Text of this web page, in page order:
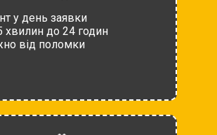
у день заявки
хвилин до 24 годин
від поломки